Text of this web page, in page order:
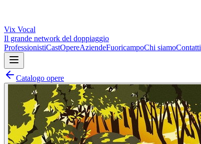
Vix Vocal
Il grande network del doppiaggio
ProfessionistiCastOpereAziendeFuoricampoChi siamoContatti
Catalogo opere